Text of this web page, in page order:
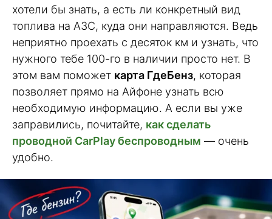
хотели бы знать, а есть ли конкретный вид
топлива на АЗС, куда они направляются. Ведь
неприятно проехать с десяток км и узнать, что
нужного тебе 100-го в наличии просто нет. В
этом вам поможет карта ГдеБенз, которая
позволяет прямо на Айфоне узнать всю
необходимую информацию. А если вы уже
заправились, почитайте, как сделать
проводной CarPlay беспроводным — очень
удобно.